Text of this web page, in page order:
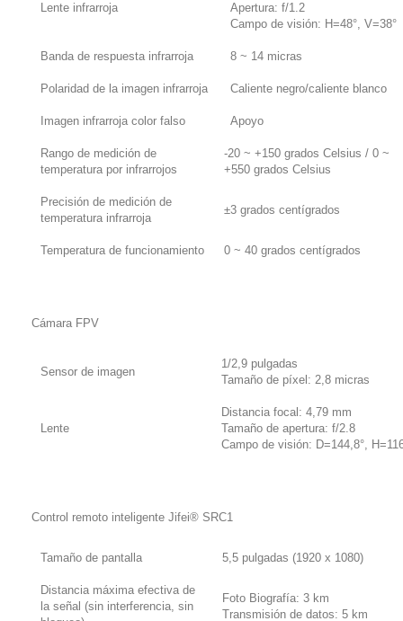
Lente infrarroja
Apertura: f/1.2
Campo de visión: H=48°, V=38°
Banda de respuesta infrarroja 8 ~ 14 micras
Polaridad de la imagen infrarroja Caliente negro/caliente blanco
Imagen infrarroja color falso Apoyo
Rango de medición de
temperatura por infrarrojos
-20 ~ +150 grados Celsius / 0 ~
+550 grados Celsius
Precisión de medición de
temperatura infrarroja
±3 grados centígrados
Temperatura de funcionamiento 0 ~ 40 grados centígrados
Cámara FPV
Sensor de imagen
1/2,9 pulgadas
Tamaño de píxel: 2,8 micras
Lente
Distancia focal: 4,79 mm
Tamaño de apertura: f/2.8
Campo de visión: D=144,8°,
Control remoto inteligente Jifei® SRC1
Tamaño de pantalla 5,5 pulgadas (1920 x 1080)
Distancia máxima efectiva de
la señal (sin interferencia, sin
Foto Biografía: 3 km
Transmisión de datos: 5 km